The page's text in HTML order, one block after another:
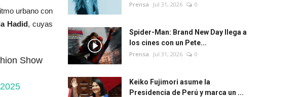
urbano con
Hadid, cuyas
Show
Prensa Jul 31, 2026 0
Spider-Man: Brand New Day llega a
los cines con un Pete...
Prensa Jul 31, 2026 0
Keiko Fujimori asume la
Presidencia de Perú y marca un ...